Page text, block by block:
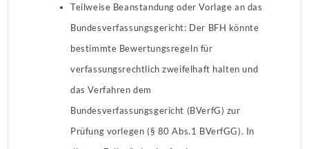
Teilweise Beanstandung oder Vorlage an das
Bundesverfassungsgericht: Der BFH könnte
bestimmte Bewertungsregeln für
verfassungsrechtlich zweifelhaft halten und
das Verfahren dem
Bundesverfassungsgericht (BVerfG) zur
Prüfung vorlegen (§ 80 Abs.1 BVerfGG). In